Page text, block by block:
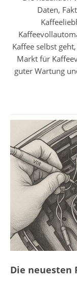
Daten,
Kaffee selbst
Markt für
guter Wartung
Die neuesten